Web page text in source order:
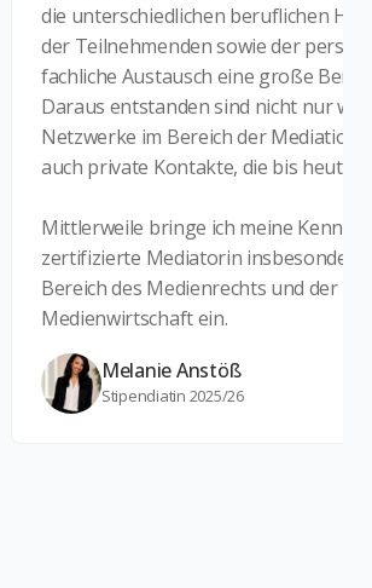
die unterschiedlichen beruflichen
der Teilnehmenden sowie der persönliche
fachliche Austausch eine große
Daraus entstanden sind nicht nur wertvolle
Netzwerke im Bereich der Mediation,
auch private Kontakte, die bis heute
Mittlerweile bringe ich meine Kenntnisse als
zertifizierte Mediatorin insbesondere auch
Bereich des Medienrechts und der
Medienwirtschaft ein.
Melanie Anstöß
Stipendiatin 2025/26